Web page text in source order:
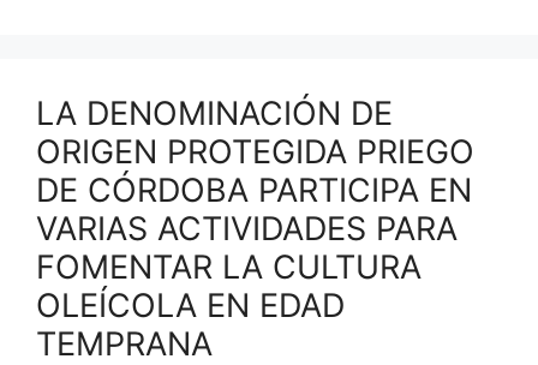
LA DENOMINACIÓN DE
ORIGEN PROTEGIDA PRIEGO
DE CÓRDOBA PARTICIPA EN
VARIAS ACTIVIDADES PARA
FOMENTAR LA CULTURA
OLEÍCOLA EN EDAD
TEMPRANA